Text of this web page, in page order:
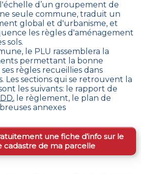
d’un groupement de
seule commune, traduit un
global et d'urbanisme, et
les règles d'aménagement
sols.
le PLU rassemblera la
permettant la bonne
règles recueillies dans
Les sections qui se retrouvent la
les suivants: le rapport de
, le règlement, le plan de
annexes
une fiche d’info sur le
cadastre de ma parcelle